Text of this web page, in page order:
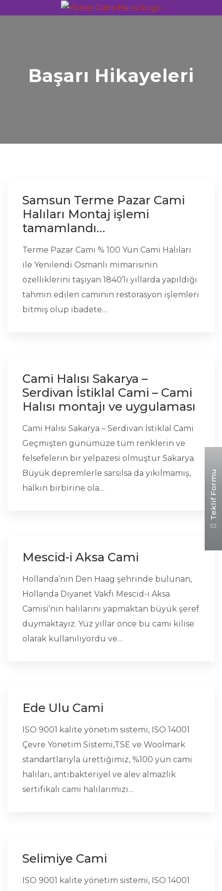
Başarı Hikayeleri
Samsun Terme Pazar Cami
Halıları Montaj işlemi
tamamlandı…
Terme Pazar Cami % 100 Yün Cami Halıları
ile Yenilendi Osmanlı mimarisinin
özelliklerini taşıyan 1840’lı yıllarda yapıldığı
tahmin edilen caminin restorasyon işlemleri
bitmiş olup ibadete…
Cami Halısı Sakarya –
Serdivan İstiklal Cami – Cami
Halısı montajı ve uygulaması
Cami Halısı Sakarya – Serdivan İstiklal Cami
Geçmişten günümüze tüm renklerin ve
felsefelerin bir yelpazesi olmuştur Sakarya.
Büyük depremlerle sarsılsa da yıkılmamış,
halkın birbirine ola…
Mescid-i Aksa Cami
Hollanda’nın Den Haag şehrinde bulunan,
Hollanda Diyanet Vakfı Mescid-i Aksa
Camisi’nin halılarını yapmaktan büyük şeref
duymaktayız. Yüz yıllar önce bu cami kilise
olarak kullanılıyordu ve…
Ede Ulu Cami
ISO 9001 kalite yönetim sistemi, ISO 14001
Çevre Yönetim Sistemi,TSE ve Woolmark
standartlarıyla ürettiğimiz, %100 yün cami
halıları, antibakteriyel ve alev almazlık
sertifikalı cami halılarımızı…
Selimiye Cami
ISO 9001 kalite yönetim sistemi, ISO 14001
Teklif Formu